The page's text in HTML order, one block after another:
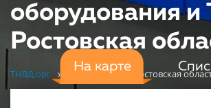
оборудования
Ростовская
ТНВД.орг Мастерские Ростовская
На карте